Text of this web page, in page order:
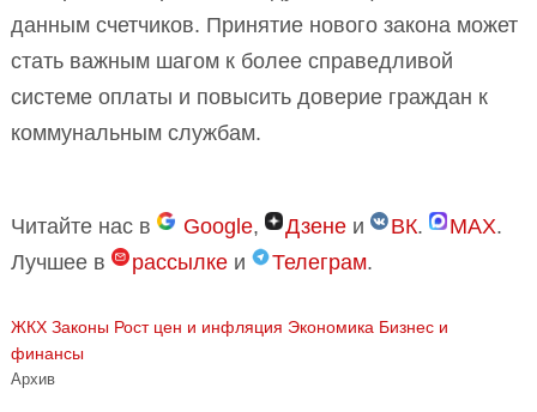
данным счетчиков. Принятие нового закона может
стать важным шагом к более справедливой
системе оплаты и повысить доверие граждан к
коммунальным службам.
Читайте нас в Google, Дзене и ВК. MAX.
Лучшее в
рассылке и Телеграм.
ЖКХ Законы Рост цен и инфляция Экономика Бизнес и
финансы
Архив